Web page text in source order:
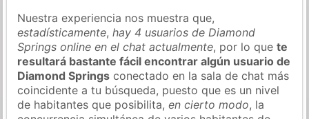
Nuestra experiencia nos muestra que,
estadísticamente,hay 4 usuarios de Diamond
Springs online en el chat actualmente, por lo quete
resultará bastante fácil encontrar algún usuario de
Diamond Springs conectado en la sala de chat más
coincidente a tu búsqueda, puesto que es un nivel
de habitantes que posibilita,en cierto modo, la